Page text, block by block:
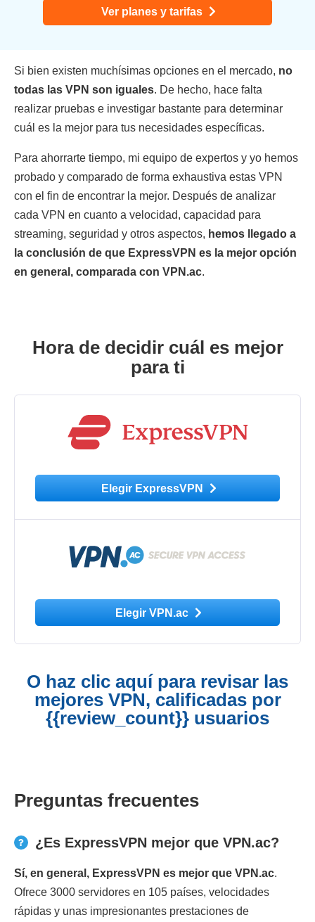
Ver planes y tarifas
Si bien existen muchísimas opciones en el mercado, no
todas las VPN son iguales. De hecho, hace falta
realizar pruebas e investigar bastante para determinar
cuál es la mejor para tus necesidades específicas.
Para ahorrarte tiempo, mi equipo de expertos y yo hemos
probado y comparado de forma exhaustiva estas VPN
con el fin de encontrar la mejor. Después de analizar
cada VPN en cuanto a velocidad, capacidad para
streaming, seguridad y otros aspectos, hemos llegado a
la conclusión de que ExpressVPN es la mejor opción
en general, comparada con VPN.ac.
Hora de decidir cuál es mejor
para ti
Elegir ExpressVPN
Elegir VPN.ac
O haz clic aquí para revisar las
mejores VPN, calificadas por
{{review_count}} usuarios
Preguntas frecuentes
¿Es ExpressVPN mejor que VPN.ac?
Sí, en general, ExpressVPN es mejor que VPN.ac.
Ofrece 3000 servidores en 105 países, velocidades
rápidas y unas impresionantes prestaciones de